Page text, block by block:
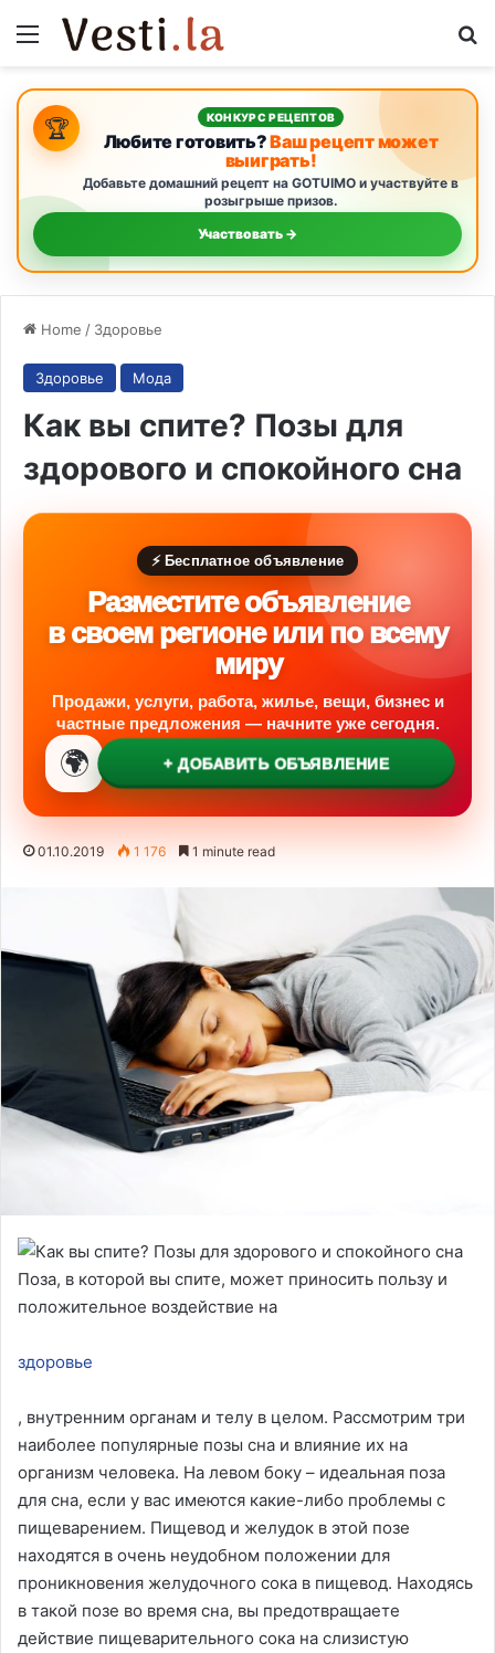
Menu
🏆 КОНКУРС РЕЦЕПТОВ
Любите готовить?Ваш рецепт может
выиграть!
Добавьте домашний рецепт на GOTUIMO и участвуйте в
розыгрыше призов.
Участвовать →
Home / Здоровье
Здоровье Мода
Как вы спите? Позы для
здорового и спокойного сна
⚡ Бесплатное объявление
Разместите объявление
в своем регионе или по всему
миру
Продажи, услуги, работа, жилье, вещи, бизнес и
частные предложения — начните уже сегодня.
🌍 + ДОБАВИТЬ ОБЪЯВЛЕНИЕ
01.10.2019 1 176 1 minute read
Поза, в которой вы спите, может приносить пользу и
положительное воздействие на
здоровье
, внутренним органам и телу в целом. Рассмотрим три
наиболее популярные позы сна и влияние их на
организм человека. На левом боку – идеальная поза
для сна, если у вас имеются какие-либо проблемы с
пищеварением. Пищевод и желудок в этой позе
находятся в очень неудобном положении для
проникновения желудочного сока в пищевод. Находясь
в такой позе во время сна, вы предотвращаете
действие пищеварительного сока на слизистую